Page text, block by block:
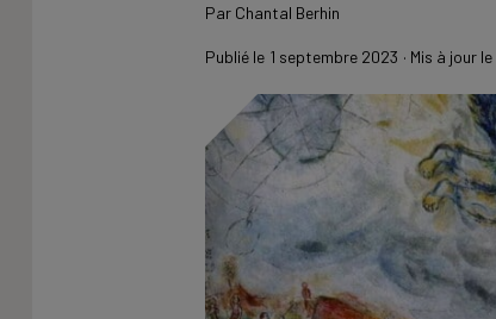
Par Chantal Berhin
Publié le 1 septembre 2023 · Mis à jour le